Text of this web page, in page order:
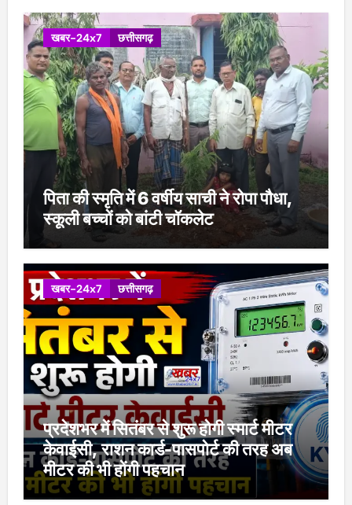
खबर-24x7 छत्तीसगढ़
पिता की स्मृति में 6 वर्षीय साची ने रोपा पौधा,
स्कूली बच्चों को बांटी चॉकलेट
खबर-24x7 छत्तीसगढ़
प्रदेशभर में सितंबर से शुरू होगी स्मार्ट मीटर
केवाईसी, राशन कार्ड-पासपोर्ट की तरह अब
मीटर की भी होंगी पहचान